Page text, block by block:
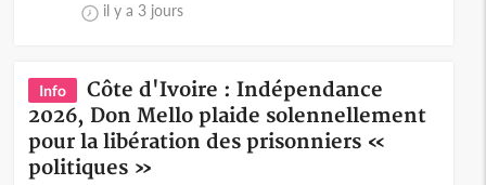
il y a 3 jours
Info
Côte d'Ivoire : Indépendance
2026, Don Mello plaide solennellement
pour la libération des prisonniers «
politiques »